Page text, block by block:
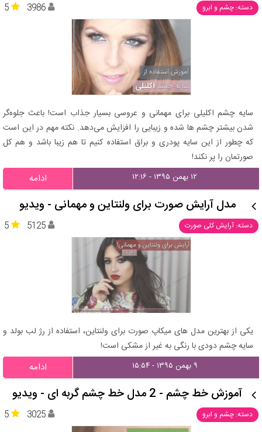
دسته: چشم و ابرو 5 3986
سایه چشم اکلیلی برای مهمانی و عروسی بسیار جذاب است! باعث جلوه‌گر
شدن بیشتر چشم ها شده و زیبایی را افزایش می‌دهد. نکته مهم در این است
که چطور از این سایه پودری و براق استفاده کنیم تا هم زیبا باشد و هم کل
صورتمان را پر نکند!
۱۲ بهمن ۱۳۹۵ - ۱۲:۱۶ ادامه
مدل آرایش صورت برای ولنتاین و مهمانی - ویدیو
دسته: آرایش کلی صورت 5 5125
یکی از بهترین مدل های میکاپ صورت برای ولنتاین، استفاده از رژ لب بولد و
سایه چشم دودی با رنگی به غیر از مشکی است!
۹ بهمن ۱۳۹۵ - ۱۵:۵۴ ادامه
آموزش خط چشم - 2 مدل خط چشم گربه ای - ویدیو
دسته: چشم و ابرو 5 3025